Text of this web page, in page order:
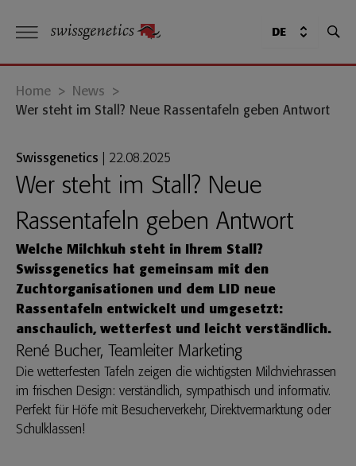
DE
Home > News >
Wer steht im Stall? Neue Rassentafeln geben Antwort
Swissgenetics 22.08.2025
Wer steht im Stall? Neue
Rassentafeln geben Antwort
Welche Milchkuh steht in Ihrem Stall?
Swissgenetics hat gemeinsam mit den
Zuchtorganisationen und dem LID neue
Rassentafeln entwickelt und umgesetzt:
anschaulich, wetterfest und leicht verständlich.
René Bucher, Teamleiter Marketing
Die wetterfesten Tafeln zeigen die wichtigsten Milchviehrassen
im frischen Design: verständlich, sympathisch und informativ.
Perfekt für Höfe mit Besucherverkehr, Direktvermarktung oder
Schulklassen!